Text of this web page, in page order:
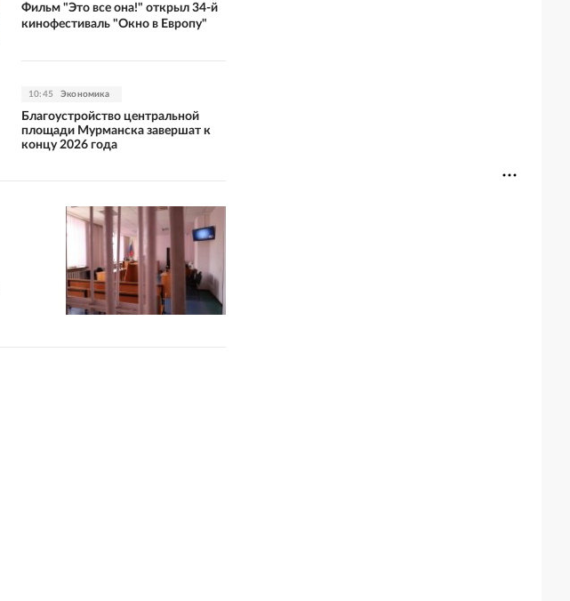
Фильм "Это все она!" открыл 34-й
кинофестиваль "Окно в Европу"
10:45 Экономика
Благоустройство центральной
площади Мурманска завершат к
концу 2026 года